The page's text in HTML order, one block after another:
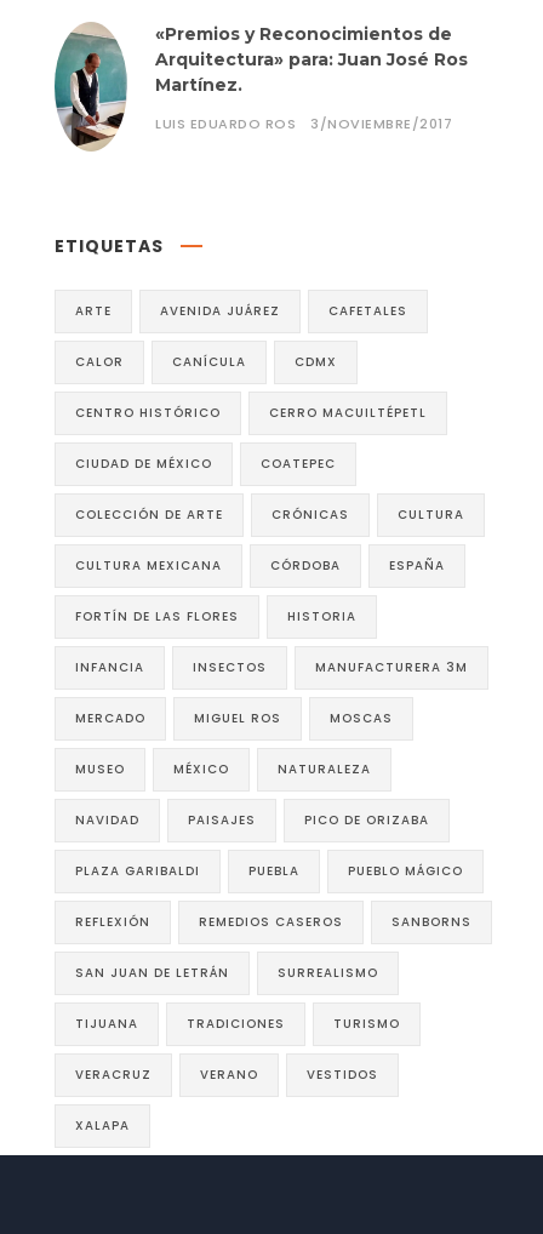
«Premios y Reconocimientos de
Arquitectura» para: Juan José Ros
Martínez.
LUIS EDUARDO ROS 3/NOVIEMBRE/2017
ETIQUETAS
ARTE AVENIDA JUÁREZ CAFETALES
CALOR CANÍCULA CDMX
CENTRO HISTÓRICO CERRO MACUILTÉPETL
CIUDAD DE MÉXICO COATEPEC
COLECCIÓN DE ARTE CRÓNICAS CULTURA
CULTURA MEXICANA CÓRDOBA ESPAÑA
FORTÍN DE LAS FLORES HISTORIA
INFANCIA INSECTOS MANUFACTURERA 3M
MERCADO MIGUEL ROS MOSCAS
MUSEO MÉXICO NATURALEZA
NAVIDAD PAISAJES PICO DE ORIZABA
PLAZA GARIBALDI PUEBLA PUEBLO MÁGICO
REFLEXIÓN REMEDIOS CASEROS SANBORNS
SAN JUAN DE LETRÁN SURREALISMO
TIJUANA TRADICIONES TURISMO
VERACRUZ VERANO VESTIDOS
XALAPA